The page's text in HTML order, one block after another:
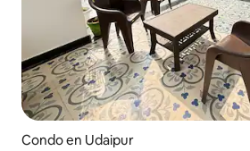
Condo en Udaipur